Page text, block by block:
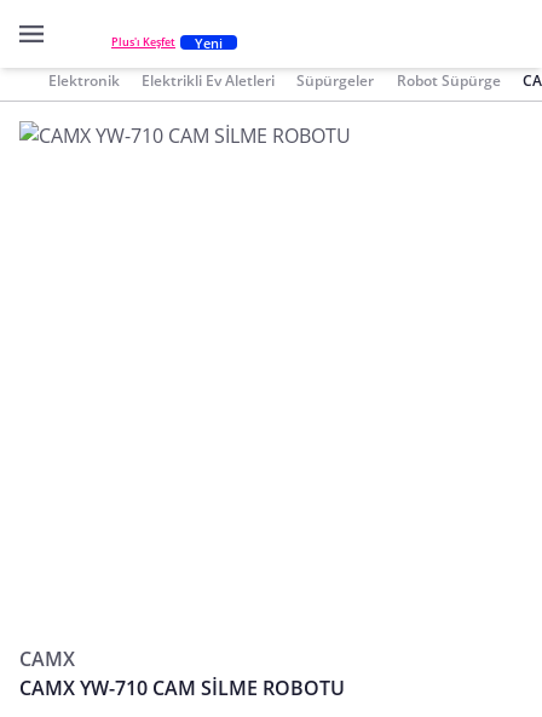
Plus'ı Keşfet Yeni
Elektronik Elektrikli Ev Aletleri Süpürgeler Robot Süpürge
CAMX
CAMX YW-710 CAM SİLME ROBOTU